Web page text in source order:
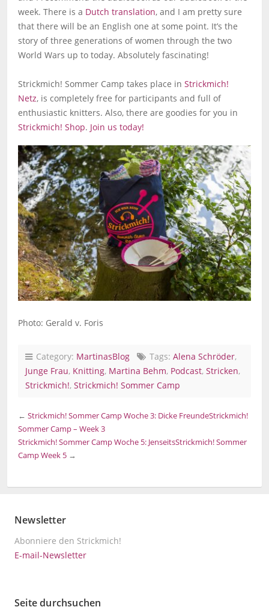
week. There is a Dutch translation, and I am pretty sure
that there will be an English one at some point. It’s the
story of three generations of women through the two
World Wars up to today. Absolutely fascinating!
Strickmich! Sommer Camp takes place in Strickmich!
Netz, is completely free for participants and full of
enthusiastic knitters. Also, there are goodies for you in
Strickmich! Shop. Join us today!
Photo: Gerald v. Foris
Category: MartinasBlog Tags: Alena Schröder,
Junge Frau, Knitting, Martina Behm, Podcast, Stricken,
Strickmich!, Strickmich! Sommer Camp
← Strickmich! Sommer Camp Woche 3: Dicke FreundeStrickmich!
Sommer Camp – Week 3
Strickmich! Sommer Camp Woche 5: JenseitsStrickmich! Sommer
Camp Week 5 →
Newsletter
Abonniere den Strickmich!
E-mail-Newsletter
Seite durchsuchen